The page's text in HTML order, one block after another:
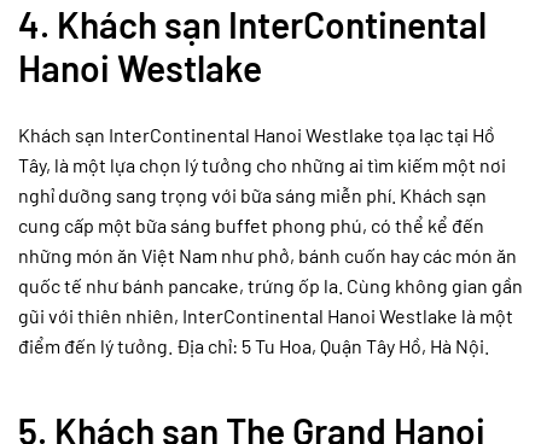
4. Khách sạn InterContinental
Hanoi Westlake
Khách sạn InterContinental Hanoi Westlake tọa lạc tại Hồ
Tây, là một lựa chọn lý tưởng cho những ai tìm kiếm một nơi
nghỉ dưỡng sang trọng với bữa sáng miễn phí. Khách sạn
cung cấp một bữa sáng buffet phong phú, có thể kể đến
những món ăn Việt Nam như phở, bánh cuốn hay các món ăn
quốc tế như bánh pancake, trứng ốp la. Cùng không gian gần
gũi với thiên nhiên, InterContinental Hanoi Westlake là một
điểm đến lý tưởng. Địa chỉ: 5 Tu Hoa, Quận Tây Hồ, Hà Nội.
5. Khách sạn The Grand Hanoi